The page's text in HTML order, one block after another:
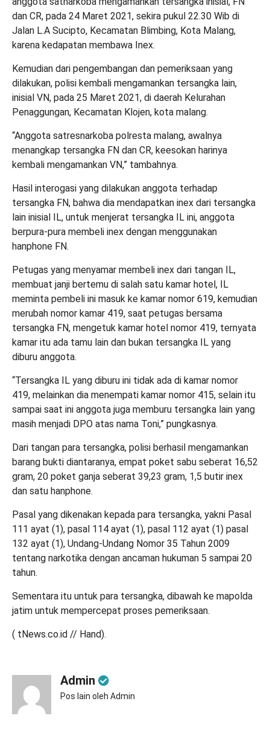
dan CR, pada 24 Maret 2021, sekira pukul 22.30 Wib di
Jalan L.A Sucipto, Kecamatan Blimbing, Kota Malang,
karena kedapatan membawa Inex.
Kemudian dari pengembangan dan pemeriksaan yang
dilakukan, polisi kembali mengamankan tersangka lain,
inisial VN, pada 25 Maret 2021, di daerah Kelurahan
Penaggungan, Kecamatan Klojen, kota malang.
“Anggota satresnarkoba polresta malang, awalnya
menangkap tersangka FN dan CR, keesokan harinya
kembali mengamankan VN,” tambahnya.
Hasil interogasi yang dilakukan anggota terhadap
tersangka FN, bahwa dia mendapatkan inex dari tersangka
lain inisial IL, untuk menjerat tersangka IL ini, anggota
berpura-pura membeli inex dengan menggunakan
hanphone FN.
Petugas yang menyamar membeli inex dari tangan IL,
membuat janji bertemu di salah satu kamar hotel, IL
meminta pembeli ini masuk ke kamar nomor 619, kemudian
merubah nomor kamar 419, saat petugas bersama
tersangka FN, mengetuk kamar hotel nomor 419, ternyata
kamar itu ada tamu lain dan bukan tersangka IL yang
diburu anggota.
“Tersangka IL yang diburu ini tidak ada di kamar nomor
419, melainkan dia menempati kamar nomor 415, selain itu
sampai saat ini anggota juga memburu tersangka lain yang
masih menjadi DPO atas nama Toni,” pungkasnya.
Dari tangan para tersangka, polisi berhasil mengamankan
barang bukti diantaranya, empat poket sabu seberat 16,52
gram, 20 poket ganja seberat 39,23 gram, 1,5 butir inex
dan satu hanphone.
Pasal yang dikenakan kepada para tersangka, yakni Pasal
111 ayat (1), pasal 114 ayat (1), pasal 112 ayat (1) pasal
132 ayat (1), Undang-Undang Nomor 35 Tahun 2009
tentang narkotika dengan ancaman hukuman 5 sampai 20
tahun.
Sementara itu untuk para tersangka, dibawah ke mapolda
jatim untuk mempercepat proses pemeriksaan.
( tNews.co.id // Hand).
Admin
Pos lain oleh Admin